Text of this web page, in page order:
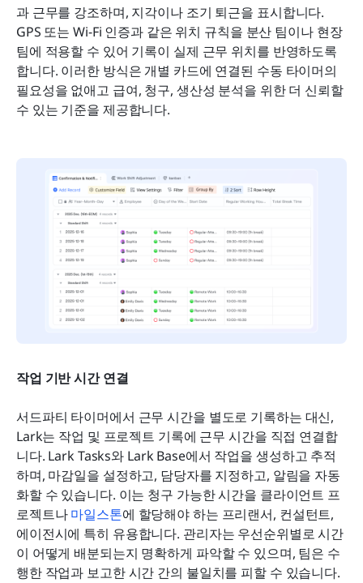
과 근무를 강조하며, 지각이나 조기 퇴근을 표시합니다.
GPS 또는 Wi-Fi 인증과 같은 위치 규칙을 분산 팀이나 현장
팀에 적용할 수 있어 기록이 실제 근무 위치를 반영하도록
합니다. 이러한 방식은 개별 카드에 연결된 수동 타이머의
필요성을 없애고 급여, 청구, 생산성 분석을 위한 더 신뢰할
수 있는 기준을 제공합니다.
작업 기반 시간 연결
서드파티 타이머에서 근무 시간을 별도로 기록하는 대신,
Lark는 작업 및 프로젝트 기록에 근무 시간을 직접 연결합
니다. Lark Tasks와 Lark Base에서 작업을 생성하고 추적
하며, 마감일을 설정하고, 담당자를 지정하고, 알림을 자동
화할 수 있습니다. 이는 청구 가능한 시간을 클라이언트 프
로젝트나 마일스톤에 할당해야 하는 프리랜서, 컨설턴트,
에이전시에 특히 유용합니다. 관리자는 우선순위별로 시간
이 어떻게 배분되는지 명확하게 파악할 수 있으며, 팀은 수
행한 작업과 보고한 시간 간의 불일치를 피할 수 있습니다.